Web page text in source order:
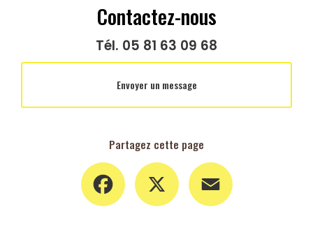
Contactez-nous
Tél. 05 81 63 09 68
Envoyer un message
Partagez cette page
Facebook